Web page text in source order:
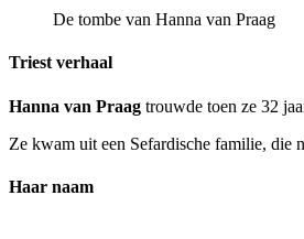
De tombe van Hanna van Praag
Triest verhaal
Hanna van Praag trouwde toen ze 32
Ze kwam uit een Sefardische familie, die
Haar naam